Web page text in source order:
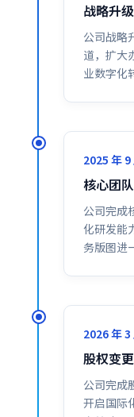
战略升
公司战略
道，扩大
业数字化
2025 年 9
核心团
公司完成
化研发能
务版图进
2026 年 3
股权变
公司完成
开启国际